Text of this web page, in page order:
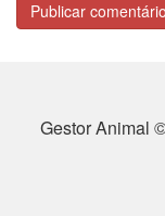
Gestor Animal